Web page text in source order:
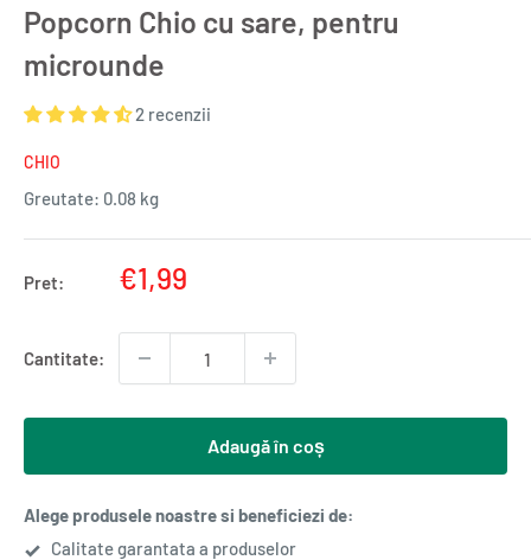
Popcorn Chio cu sare, pentru
microunde
2 recenzii
CHIO
Greutate: 0.08 kg
Pret:
Pret
€1,99
Cantitate:
Adaugă în coș
Alege produsele noastre si beneficiezi de:
Calitate garantata a produselor